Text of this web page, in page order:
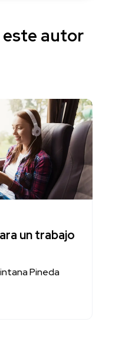
autor
un trabajo
Pineda